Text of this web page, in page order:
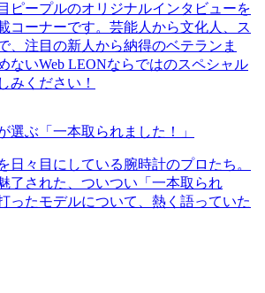
ピープルのオリジナルインタビューを
コーナーです。芸能人から文化人、ス
、注目の新人から納得のベテランま
ないWeb LEONならではのスペシャル
みください！
選ぶ「一本取られました！」
日々目にしている腕時計のプロたち。
了された、ついつい「一本取られ
ったモデルについて、熱く語っていた